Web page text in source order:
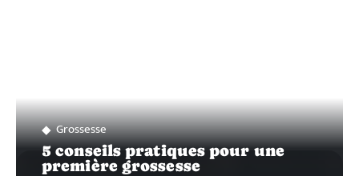
Grossesse
5 conseils pratiques pour une
première grossesse